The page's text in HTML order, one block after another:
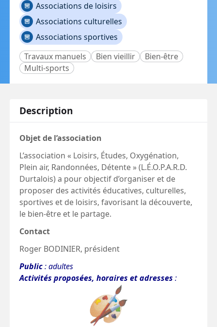
Associations de loisirs
Associations culturelles
Associations sportives
Travaux manuels
Bien vieillir
Bien-être
Multi-sports
Description
Objet de l’association
L’association « Loisirs, Études, Oxygénation,
Plein air, Randonnées, Détente » (L.É.O.P.A.R.D.
Durtalois) a pour objectif d’organiser et de
proposer des activités éducatives, culturelles,
sportives et de loisirs, favorisant la découverte,
le bien-être et le partage.
Contact
Roger BODINIER, président
Public: adultes
Activités proposées, horaires et adresses :